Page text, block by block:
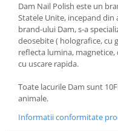
Dam Nail Polish este un
Statele Unite, incepand din
brand-ului Dam, s-a
deosebite ( holografice, cu
reflecta lumina,
cu uscare rapida.
Toate lacurile Dam sunt
animale.
Informatii conformitate